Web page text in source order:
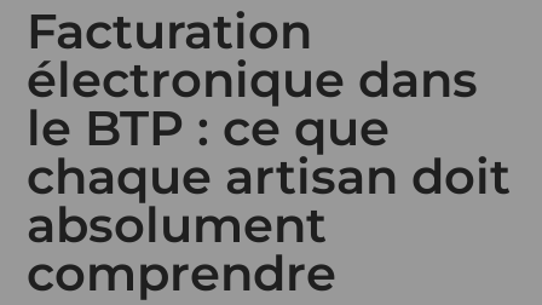
Facturation
électronique dans
le BTP : ce que
chaque artisan doit
absolument
comprendre